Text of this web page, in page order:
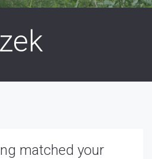
matched your